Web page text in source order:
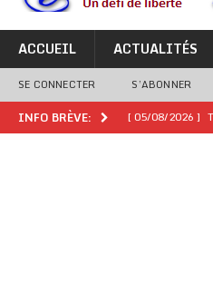
ACCUEIL ACTUALITÉS
SE CONNECTER S’ABONNER
INFO BRÈVE: [ 05/08/2026 ]